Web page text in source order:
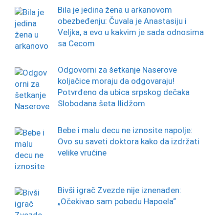
Bila je jedina žena u arkanovom
obezbeđenju: Čuvala je Anastasiju i
Veljka, a evo u kakvim je sada odnosima
sa Cecom
Odgovorni za šetkanje Naserove
koljačice moraju da odgovaraju!
Potvrđeno da ubica srpskog dečaka
Slobodana šeta Ilidžom
Bebe i malu decu ne iznosite napolje:
Ovo su saveti doktora kako da izdržati
velike vrućine
Bivši igrač Zvezde nije iznenađen:
„Očekivao sam pobedu Hapoela“